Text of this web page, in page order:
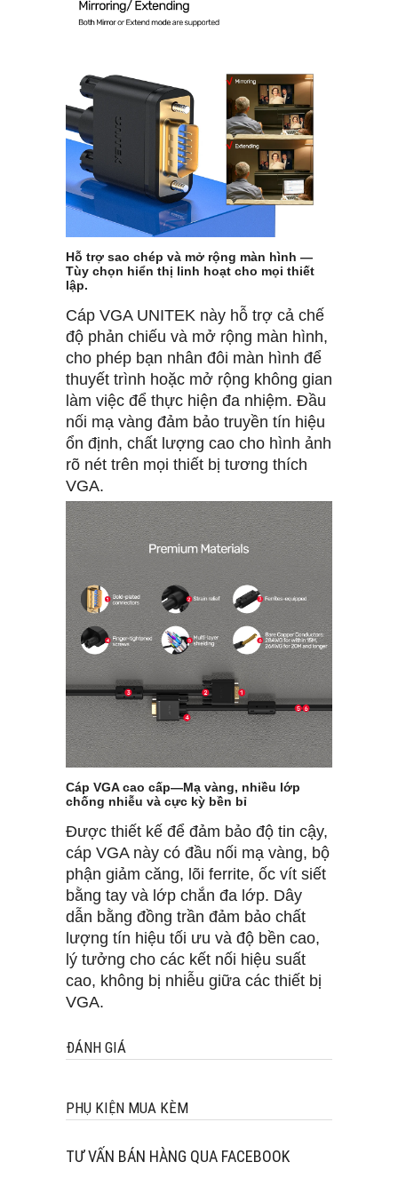
Hỗ trợ sao chép và mở rộng màn hình —
Tùy chọn hiển thị linh hoạt cho mọi thiết
lập.
Cáp VGA UNITEK này hỗ trợ cả chế
độ phản chiếu và mở rộng màn hình,
cho phép bạn nhân đôi màn hình để
thuyết trình hoặc mở rộng không gian
làm việc để thực hiện đa nhiệm. Đầu
nối mạ vàng đảm bảo truyền tín hiệu
ổn định, chất lượng cao cho hình ảnh
rõ nét trên mọi thiết bị tương thích
VGA.
Cáp VGA cao cấp—Mạ vàng, nhiều lớp
chống nhiễu và cực kỳ bền bỉ
Được thiết kế để đảm bảo độ tin cậy,
cáp VGA này có đầu nối mạ vàng, bộ
phận giảm căng, lõi ferrite, ốc vít siết
bằng tay và lớp chắn đa lớp. Dây
dẫn bằng đồng trần đảm bảo chất
lượng tín hiệu tối ưu và độ bền cao,
lý tưởng cho các kết nối hiệu suất
cao, không bị nhiễu giữa các thiết bị
VGA.
ĐÁNH GIÁ
PHỤ KIỆN MUA KÈM
TƯ VẤN BÁN HÀNG QUA FACEBOOK